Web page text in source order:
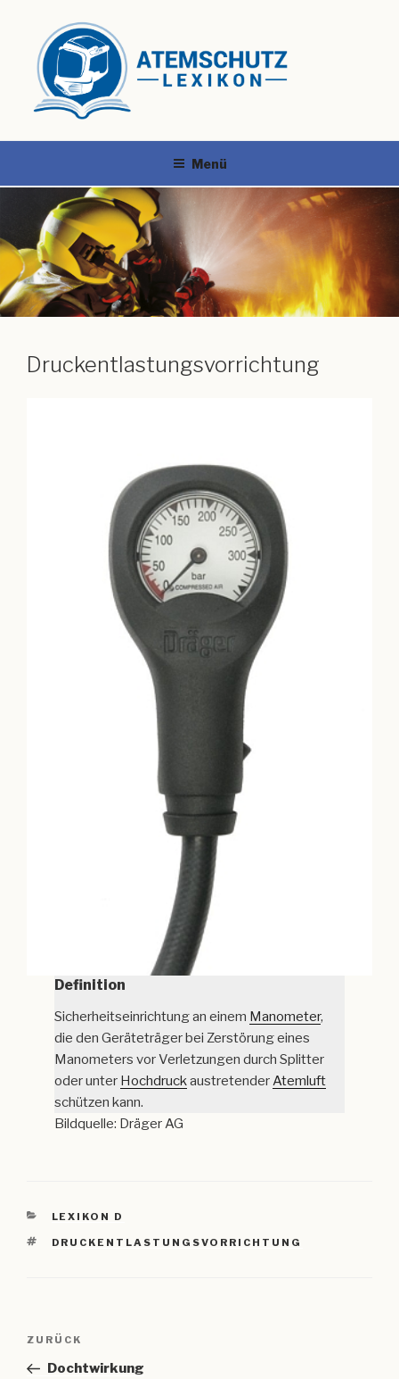
Menü
Druckentlastungsvorrichtung
Definition
Sicherheitseinrichtung an einem Manometer,
die den Geräteträger bei Zerstörung eines
Manometers vor Verletzungen durch Splitter
oder unter HochdruckaustretenderAtemluft
schützen kann.
Bildquelle: Dräger AG
KATEGORIEN
LEXIKON D
SCHLAGWÖRTER
DRUCKENTLASTUNGSVORRICHTUNG
Beitragsnavigation
Vorheriger
Beitrag
ZURÜCK
Dochtwirkung